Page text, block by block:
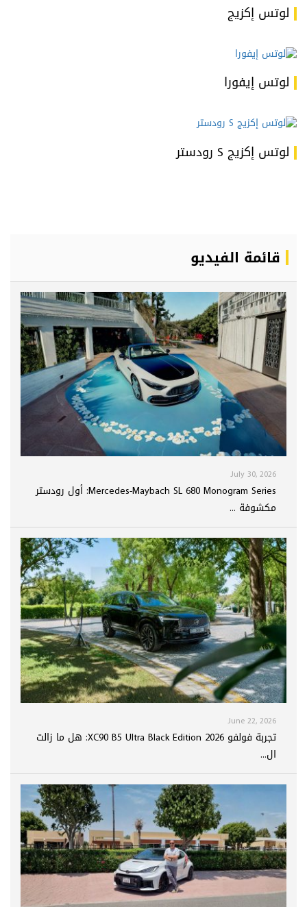
لوتس إكزيج
لوتس إيفورا
لوتس إكزيج S رودستر
قائمة الفيديو
July 30, 2026
Mercedes-Maybach SL 680 Monogram Series: أول رودستر
مكشوفة ...
June 22, 2026
تجربة فولفو XC90 B5 Ultra Black Edition 2026: هل ما زالت
ال...